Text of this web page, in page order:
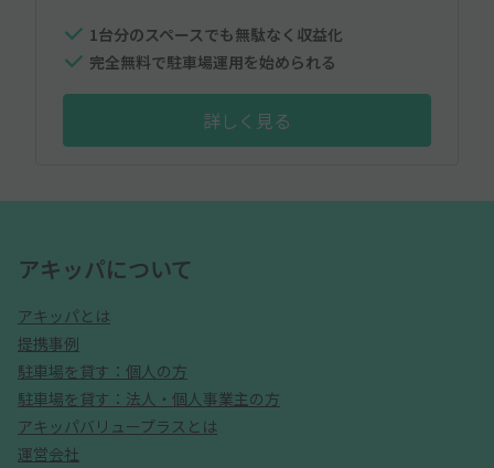
1台分のスペースでも無駄なく収益化
完全無料で駐車場運用を始められる
詳しく見る
アキッパについて
アキッパとは
提携事例
駐車場を貸す：個人の方
駐車場を貸す：法人・個人事業主の方
アキッパバリュープラスとは
運営会社